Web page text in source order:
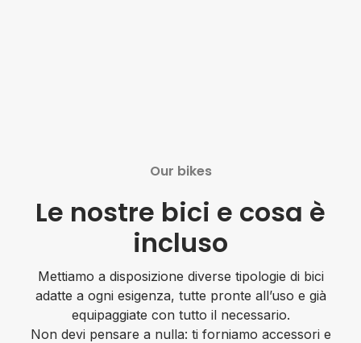
Our bikes
Le nostre bici e cosa è
incluso
Mettiamo a disposizione diverse tipologie di bici
adatte a ogni esigenza, tutte pronte all’uso e già
equipaggiate con tutto il necessario.
Non devi pensare a nulla: ti forniamo accessori e